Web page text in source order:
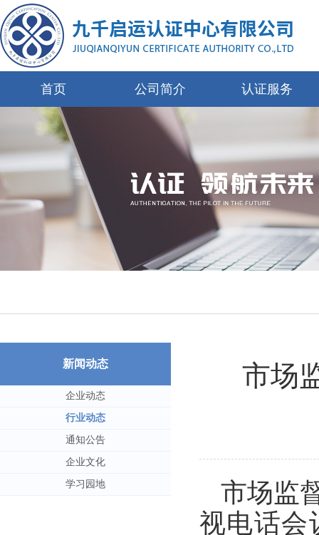
首页 公司简介 认证服务
新闻动态
企业动态
行业动态
通知公告
企业文化
学习园地
市场
市场监
视电话会